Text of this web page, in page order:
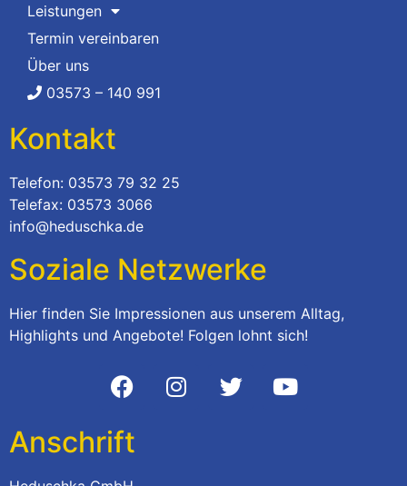
Leistungen
Termin vereinbaren
Über uns
03573 – 140 991
Kontakt
Telefon: 03573 79 32 25
Telefax: 03573 3066
info@heduschka.de
Soziale Netzwerke
Hier finden Sie Impressionen aus unserem Alltag,
Highlights und Angebote! Folgen lohnt sich!
Anschrift